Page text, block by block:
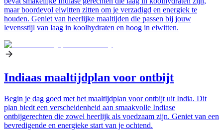
maar boordevol eiwitten zitten om je verzadigd en energiek te
houden. Geniet van heerlijke maaltijden die passen bij jouw
levensstijl van laag in koolhydraten en hoog in eiwitten.
Indiaas maaltijdplan voor ontbijt
Begin je dag goed met het maaltijdplan voor ontbijt uit India. Dit
plan biedt een verscheidenheid aan smaakvolle Indiase
ontbijgerechten die zowel heerlijk als voedzaam zijn. Geniet van een
bevredigende en energieke start van je ochtend.